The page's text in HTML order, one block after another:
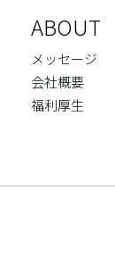
ABOUT
メッセージ
会社概要
福利厚生